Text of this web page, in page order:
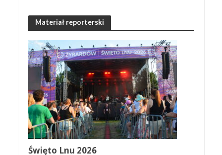
Materiał reporterski
Święto Lnu 2026